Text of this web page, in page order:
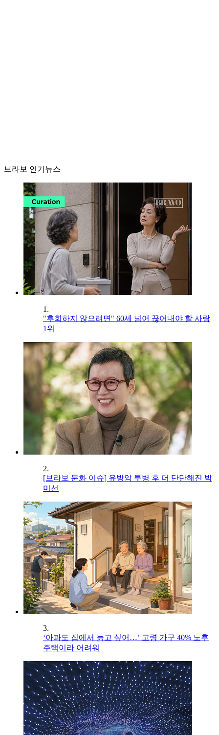
브라보 인기뉴스
1.
"후회하지 않으려면" 60세 넘어 끊어내야 할 사람
1위
2.
[브라보 문화 이슈] 유방암 투병 후 더 단단해진 박
미선
3.
‘아파도 집에서 늙고 싶어…’ 고령 가구 40% 노후
주택이라 어려워